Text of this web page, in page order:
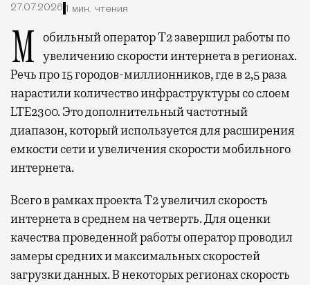
27.07.2026 1 мин. чтения
Мобильный оператор Т2 завершил работы по увеличению скорости интернета в регионах.
Речь про 15 городов-миллионников, где в 2,5 раза
нарастили количество инфраструктуры со слоем
LTE2300. Это дополнительный частотный
диапазон, который используется для расширения
емкости сети и увеличения скорости мобильного
интернета.
Всего в рамках проекта Т2 увеличил скорость
интернета в среднем на четверть. Для оценки
качества проведенной работы оператор проводил
замеры средних и максимальных скоростей
загрузки данных. В некоторых регионах скорость